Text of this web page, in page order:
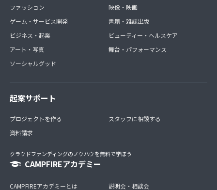
ファッション
ゲーム・サービス開発
ビジネス・起業
アート・写真
ソーシャルグッド
映像・映画
書籍・雑誌出版
ビューティー・ヘルスケア
舞台・パフォーマンス
起案サポート
プロジェクトを作る
資料請求
スタッフに相談する
クラウドファンディングのノウハウを無料で学ぼう
CAMPFIREアカデミー
CAMPFIREアカデミーとは
説明会・相談会